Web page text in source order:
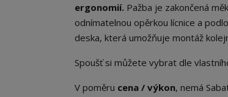
ergonomií. Pažba je zakončená
odnímatelnou opěrkou lícnice a
deska, která umožňuje montáž
Spoušť si můžete vybrat dle
V poměru cena / výkon, nemá